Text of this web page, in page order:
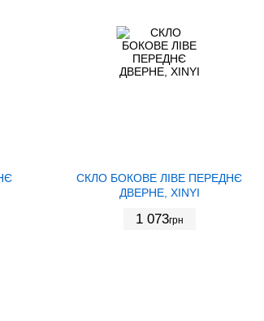
СКЛО БОКОВЕ ЛІВЕ ПЕРЕДНЄ
ДВЕРНЕ, XINYI
1 073грн